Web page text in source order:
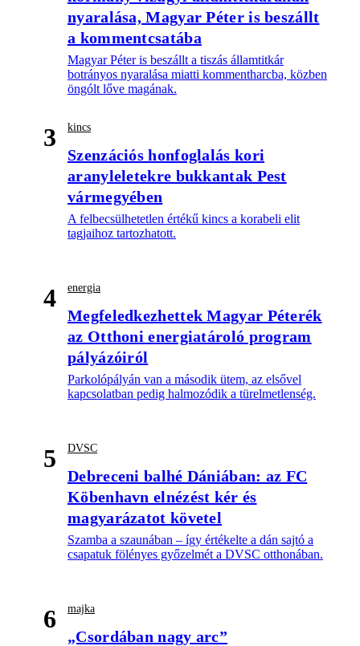
nyaralása, Magyar Péter is beszállt
a kommentcsatába
Magyar Péter is beszállt a tiszás államtitkár
botrányos nyaralása miatti kommentharcba, közben
öngólt lőve magának.
3 kincs
Szenzációs honfoglalás kori
aranyleletekre bukkantak Pest
vármegyében
A felbecsülhetetlen értékű kincs a korabeli elit
tagjaihoz tartozhatott.
4 energia
Megfeledkezhettek Magyar Péterék
az Otthoni energiatároló program
pályázóiról
Parkolópályán van a második ütem, az elsővel
kapcsolatban pedig halmozódik a türelmetlenség.
5 DVSC
Debreceni balhé Dániában: az FC
Köbenhavn elnézést kér és
magyarázatot követel
Szamba a szaunában – így értékelte a dán sajtó a
csapatuk fölényes győzelmét a DVSC otthonában.
6 majka
„Csordában nagy arc”